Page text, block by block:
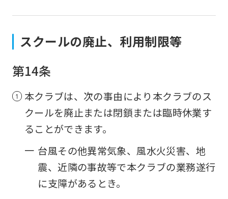
スクールの廃止、利用制限等
第14条
本クラブは、次の事由により本クラブのス
クールを廃止または閉鎖または臨時休業す
ることができます。
一 台風その他異常気象、風水火災害、地
震、近隣の事故等で本クラブの業務遂行
に支障があるとき。
translation
from
the
We
ask
that